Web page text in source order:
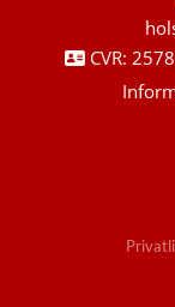
 CVR: